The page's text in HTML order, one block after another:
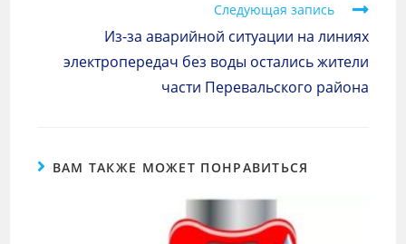
Следующая запись
Из-за аварийной ситуации на линиях
электропередач без воды остались жители
части Перевальского района
ВАМ ТАКЖЕ МОЖЕТ ПОНРАВИТЬСЯ